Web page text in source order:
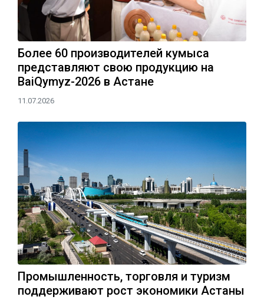
Более 60 производителей кумыса
представляют свою продукцию на
BaiQymyz-2026 в Астане
11.07.2026
Промышленность, торговля и туризм
поддерживают рост экономики Астаны